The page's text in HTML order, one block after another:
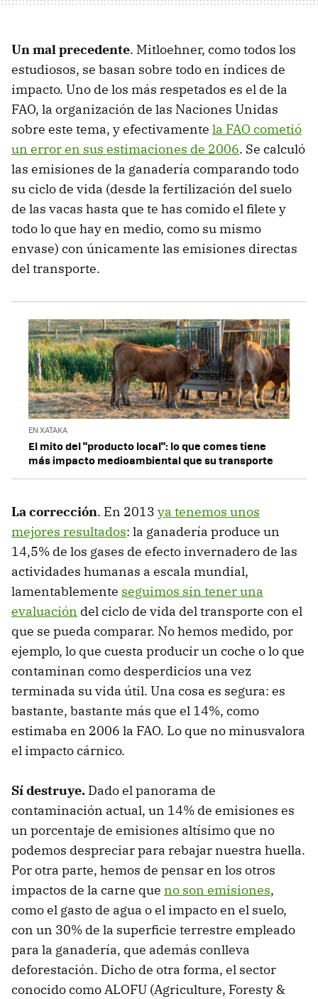
Un mal precedente. Mitloehner, como todos los
estudiosos, se basan sobre todo en índices de
impacto. Uno de los más respetados es el de la
FAO, la organización de las Naciones Unidas
sobre este tema, y efectivamente la FAO cometió
un error en sus estimaciones de 2006. Se calculó
las emisiones de la ganadería comparando todo
su ciclo de vida (desde la fertilización del suelo
de las vacas hasta que te has comido el filete y
todo lo que hay en medio, como su mismo
envase) con únicamente las emisiones directas
del transporte.
EN XATAKA
El mito del "producto local": lo que comes tiene
más impacto medioambiental que su transporte
La corrección. En 2013 ya tenemos unos
mejores resultados: la ganadería produce un
14,5% de los gases de efecto invernadero de las
actividades humanas a escala mundial,
lamentablemente seguimos sin tener una
evaluación del ciclo de vida del transporte con el
que se pueda comparar. No hemos medido, por
ejemplo, lo que cuesta producir un coche o lo que
contaminan como desperdicios una vez
terminada su vida útil. Una cosa es segura: es
bastante, bastante más que el 14%, como
estimaba en 2006 la FAO. Lo que no minusvalora
el impacto cárnico.
Sí destruye. Dado el panorama de
contaminación actual, un 14% de emisiones es
un porcentaje de emisiones altísimo que no
podemos despreciar para rebajar nuestra huella.
Por otra parte, hemos de pensar en los otros
impactos de la carne que no son emisiones,
como el gasto de agua o el impacto en el suelo,
con un 30% de la superficie terrestre empleado
para la ganadería, que además conlleva
deforestación. Dicho de otra forma, el sector
conocido como ALOFU (Agriculture, Foresty &